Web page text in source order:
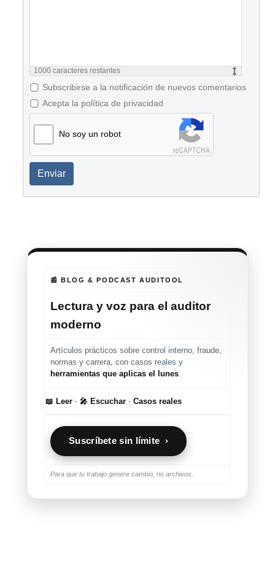
1000 caracteres restantes
Subscribirse a la notificación de nuevos comentarios
Acepta la política de privacidad
No soy un robot
Enviar
📰 BLOG & PODCAST AUDITOOL
Lectura y voz para el auditor
moderno
Artículos prácticos sobre control interno, fraude,
normas y carrera, con casos reales y
herramientas que aplicas el lunes.
📖 Leer · 🎤 Escuchar · Casos reales
Suscríbete sin límite ›
Para que tu trabajo genere cambio, no archivos.